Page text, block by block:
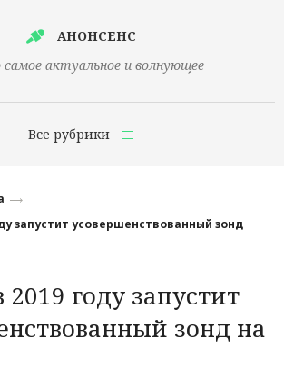
АНОНСЕНС
самое актуальное и волнующее
Все рубрики
запустит усовершенствованный зонд
году запустит
зонд на